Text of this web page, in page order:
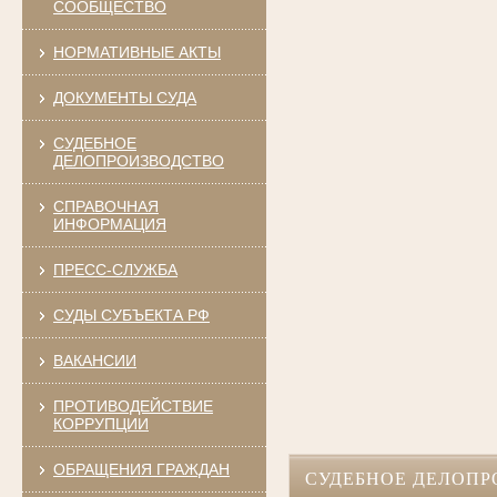
СООБЩЕСТВО
НОРМАТИВНЫЕ АКТЫ
ДОКУМЕНТЫ СУДА
СУДЕБНОЕ
ДЕЛОПРОИЗВОДСТВО
СПРАВОЧНАЯ
ИНФОРМАЦИЯ
ПРЕСС-СЛУЖБА
СУДЫ СУБЪЕКТА РФ
ВАКАНСИИ
ПРОТИВОДЕЙСТВИЕ
КОРРУПЦИИ
ОБРАЩЕНИЯ ГРАЖДАН
СУДЕБНОЕ